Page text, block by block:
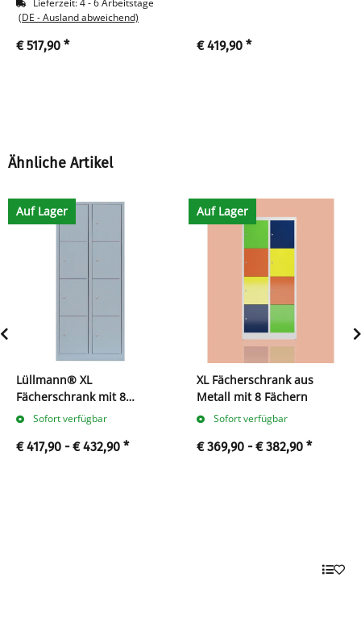
Lieferzeit:4 - 6 Arbeitstage
(DE - Ausland abweichend)
€ 517,90 * € 419,90 *
Ähnliche Artikel
Auf Lager
Lüllmann® XL
Fächerschrank mit 8
Fächern
Sofort verfügbar
€ 417,90 -€ 432,90 *
Auf Lager
XL Fächerschrank aus
Metall mit 8 Fächern
Sofort verfügbar
€ 369,90 -€ 382,90 *